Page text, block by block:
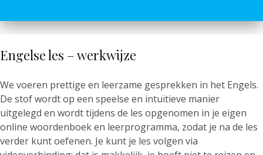
Engelse les – werkwijze
We voeren prettige en leerzame gesprekken in het Engels.
De stof wordt op een speelse en intuïtieve manier
uitgelegd en wordt tijdens de les opgenomen in je eigen
online woordenboek en leerprogramma, zodat je na de les
verder kunt oefenen. Je kunt je les volgen via